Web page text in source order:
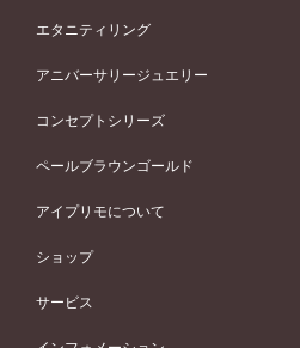
ピンクゴールド
ペールブラウンゴールド
ウェーブライン
V字ライン
ワンサイドメレ
ダブルサイドメレ
シンプル
フェミニン
モード
50万円台～
40万円台～
30万円台～
婚約指輪 人気ランキング
婚約ネックレス
結婚指輪一覧
ピンクゴールド
ペールブラウンゴールド
ウェーブライン
V字ライン
ワンメレ
セベラルメレ
シンプル
フェミニン
モード
50万円～
40万円～50万円
セットリング
セットリング一覧
ピンクゴールド
ペールブラウンゴールド
エタニティリング
エタニティリング
エタニティリング一覧
ピンクゴールド
ペールブラウンゴールド
アニバーサリージュエリー
アニバーサリージュエリー
アニバーサリージュエリー一覧
ファッションリング
ブレスレット
コンセプトシリーズ
コンセプトシリーズ
オリジンビリーフ
エトワル
ペールブラウンゴールド
アイプリモについて
アイプリモについて
パーソナルハンド診断
デザインへのこだわり
ショップ
店舗一覧
サービス
プロポーズサポート